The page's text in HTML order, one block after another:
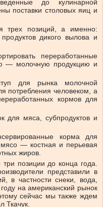
до кулинарной
поставки столовых яиц и
трех позиций, а именно:
дикого вылова и
переработанные
— молочную продукцию и
для рынка молочной
потребления человеком, а
кормов для
для мяса, субпродуктов и
корма для
— костная и перьевая
жиров.
позиции до конца года.
представили в
в частности снеки, вода,
на американский рынок
сейчас мы также ждем
Ткачук.